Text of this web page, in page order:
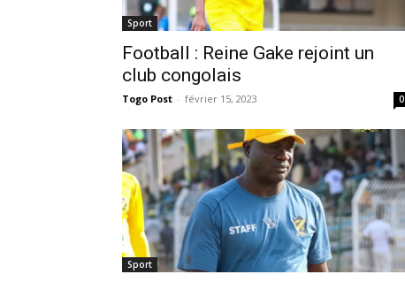
Sport
Football : Reine Gake rejoint un
club congolais
Togo Post - février 15, 2023 0
Sport